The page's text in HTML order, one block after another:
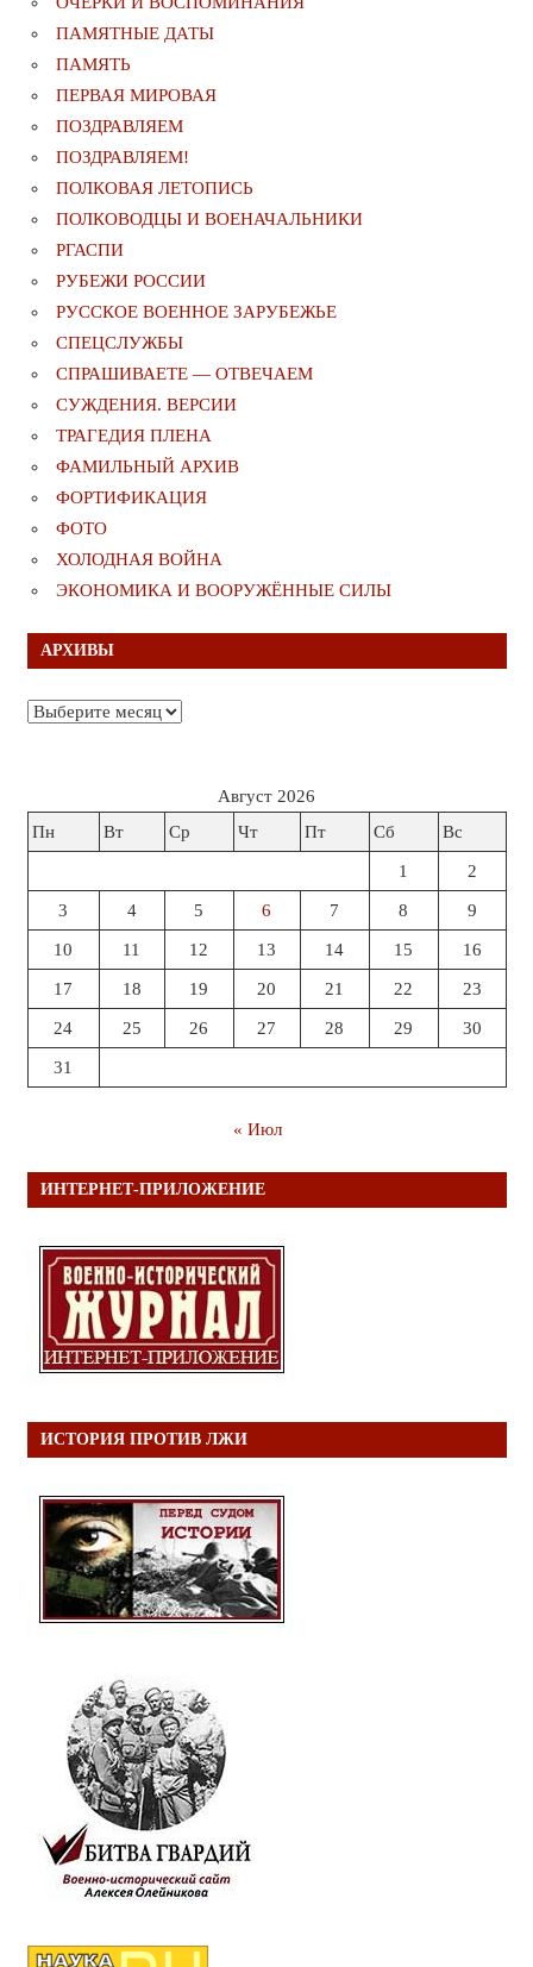
ПАМЯТНЫЕ ДАТЫ
ПАМЯТЬ
ПЕРВАЯ МИРОВАЯ
ПОЗДРАВЛЯЕМ
ПОЗДРАВЛЯЕМ!
ПОЛКОВАЯ ЛЕТОПИСЬ
ПОЛКОВОДЦЫ И ВОЕНАЧАЛЬНИКИ
РГАСПИ
РУБЕЖИ РОССИИ
РУССКОЕ ВОЕННОЕ ЗАРУБЕЖЬЕ
СПЕЦСЛУЖБЫ
СПРАШИВАЕТЕ — ОТВЕЧАЕМ
СУЖДЕНИЯ. ВЕРСИИ
ТРАГЕДИЯ ПЛЕНА
ФАМИЛЬНЫЙ АРХИВ
ФОРТИФИКАЦИЯ
ФОТО
ХОЛОДНАЯ ВОЙНА
ЭКОНОМИКА И ВООРУЖЁННЫЕ СИЛЫ
АРХИВЫ
Архивы
Август 2026
Пн
Вт Ср Чт Пт Сб Вс
1 2
3 4 5 6 7 8 9
10 11 12 13 14 15 16
17 18 19 20 21 22 23
24 25 26 27 28 29 30
31
« Июл
ИНТЕРНЕТ-ПРИЛОЖЕНИЕ
ИСТОРИЯ ПРОТИВ ЛЖИ